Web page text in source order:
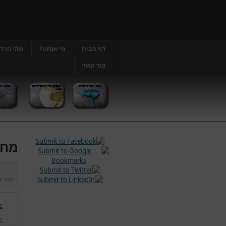
דף הבית מי אנחנו? מהי
צור קשר
נוצר